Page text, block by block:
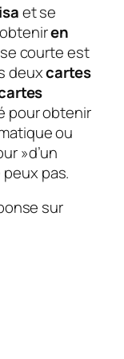
et se
obteniren
courte est
deuxcartes
pour obtenir
ou
»d’un
pas.
sur